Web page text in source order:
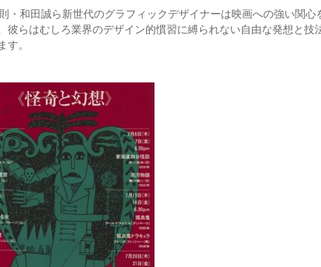
・和田誠ら新世代のグラフィックデザイナーは映画への強い関心
彼らはむしろ業界のデザイン的慣習に縛られない自由な発想と技
す。